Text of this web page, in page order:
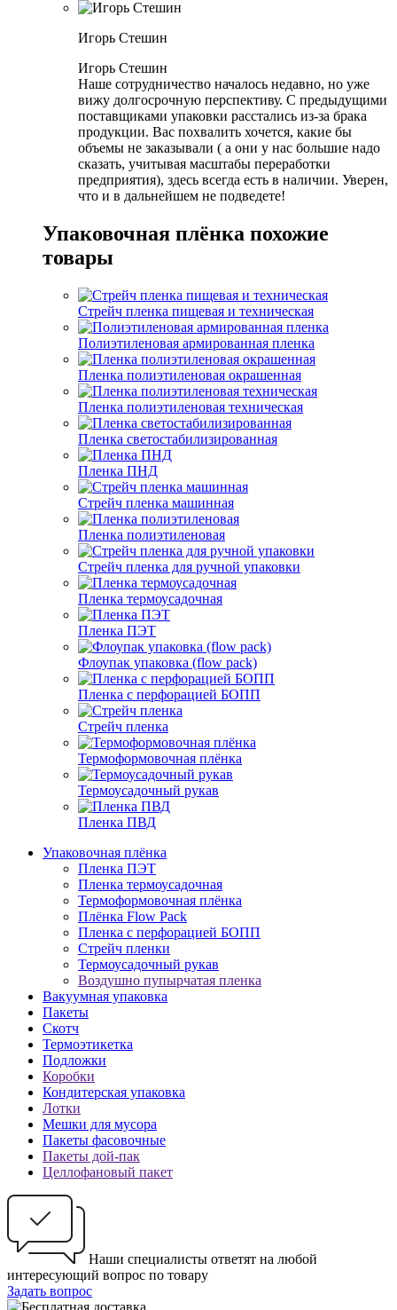
Игорь Стешин
Игорь Стешин
Наше сотрудничество началось недавно, но уже
вижу долгосрочную перспективу. С предыдущими
поставщиками упаковки расстались из-за брака
продукции. Вас похвалить хочется, какие бы
объемы не заказывали ( а они у нас большие надо
сказать, учитывая масштабы переработки
предприятия), здесь всегда есть в наличии. Уверен,
что и в дальнейшем не подведете!
Упаковочная плёнка похожие
товары
Стрейч пленка пищевая и техническая
Полиэтиленовая армированная пленка
Пленка полиэтиленовая окрашенная
Пленка полиэтиленовая техническая
Пленка светостабилизированная
Пленка ПНД
Стрейч пленка машинная
Пленка полиэтиленовая
Стрейч пленка для ручной упаковки
Пленка термоусадочная
Пленка ПЭТ
Флоупак упаковка (flow pack)
Пленка с перфорацией БОПП
Стрейч пленка
Термоформовочная плёнка
Термоусадочный рукав
Пленка ПВД
Упаковочная плёнка
Пленка ПЭТ
Пленка термоусадочная
Термоформовочная плёнка
Плёнка Flow Pack
Пленка с перфорацией БОПП
Стрейч пленки
Термоусадочный рукав
Воздушно пупырчатая пленка
Вакуумная упаковка
Пакеты
Скотч
Термоэтикетка
Подложки
Коробки
Кондитерская упаковка
Лотки
Мешки для мусора
Пакеты фасовочные
Пакеты дой-пак
Целлофановый пакет
Наши специалисты ответят на любой
интересующий вопрос по товару
Задать вопрос